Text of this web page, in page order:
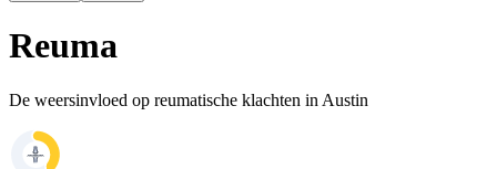
Reuma
De weersinvloed op reumatische klachten in Austin